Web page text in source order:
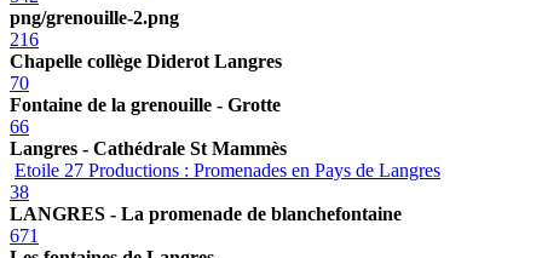
png/grenouille-2.png
216
Chapelle collège Diderot Langres
70
Fontaine de la grenouille - Grotte
66
Langres - Cathédrale St Mammès
Etoile 27 Productions : Promenades en Pays de Langres
38
LANGRES - La promenade de blanchefontaine
671